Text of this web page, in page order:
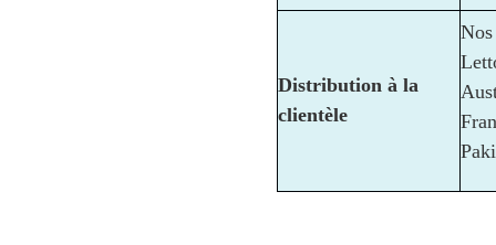
Distribution à la
clientèle